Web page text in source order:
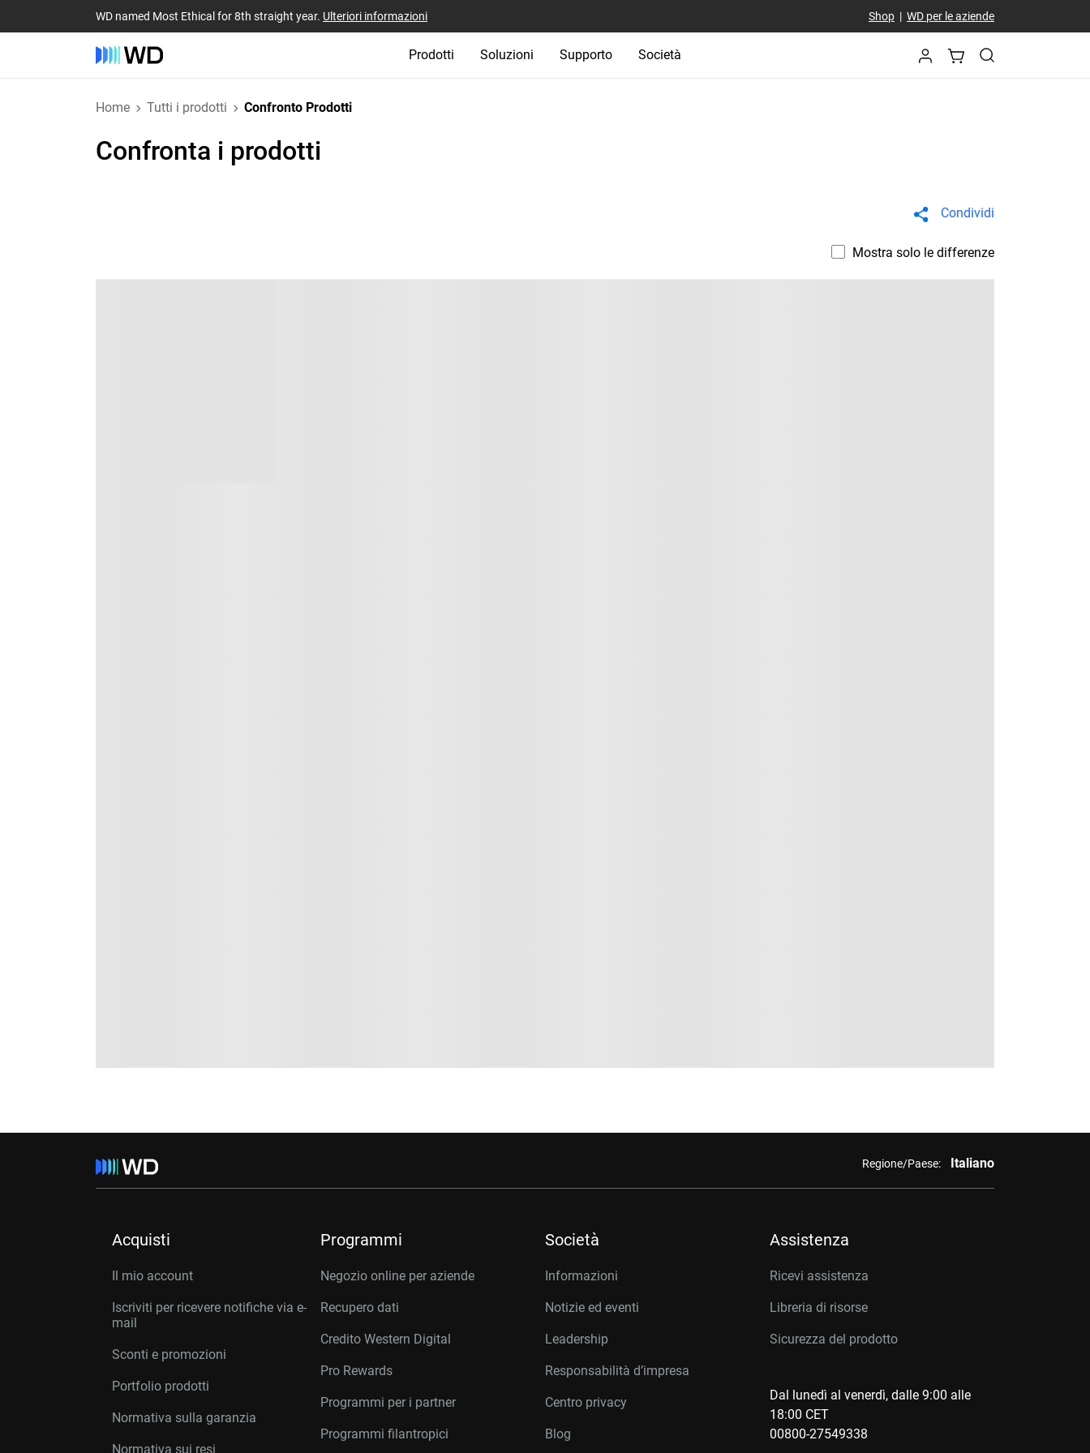
WD named Most Ethical for 8th straight year. Ulteriori informazioni Shop| WD per le aziende
Prodotti Soluzioni Supporto Società
Home Tutti i prodotti Confronto Prodotti
Confronta i prodotti
Condividi
Mostra solo le differenze
Regione/Paese: Italiano
Acquisti
Il mio account
Iscriviti per ricevere notifiche via e-
mail
Sconti e promozioni
Portfolio prodotti
Normativa sulla garanzia
Normativa sui resi
Programmi
Negozio online per aziende
Recupero dati
Credito Western Digital
Pro Rewards
Programmi per i partner
Programmi filantropici
Società
Informazioni
Notizie ed eventi
Leadership
Responsabilità d’impresa
Centro privacy
Blog
Assistenza
Ricevi assistenza
Libreria di risorse
Sicurezza del prodotto
Dal lunedì al venerdì, dalle 9:00 alle
18:00 CET
00800-27549338